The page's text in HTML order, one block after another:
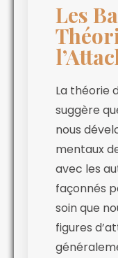
Les
La théorie
suggère
nous
mentaux
avec les
façonnés
soin que
figures